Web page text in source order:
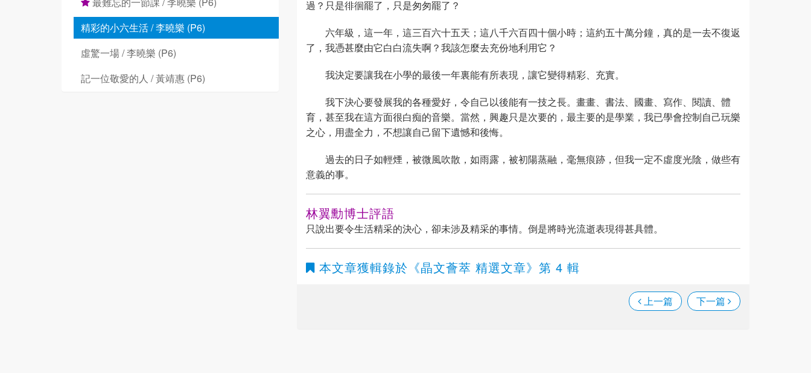
精彩的小六生活 / 李曉樂 (P6)
虛驚一場 / 李曉樂 (P6)
記一位敬愛的人 / 黃靖惠 (P6)
過？只是徘徊罷了，只是匆匆罷了？
六年級，這一年，這三百六十五天；這八千六百四十個小時；這約五十萬分鐘，真的是一去不復返
了，我憑甚麼由它白白流失啊？我該怎麼去充份地利用它？
我決定要讓我在小學的最後一年裏能有所表現，讓它變得精彩、充實。
我下決心要發展我的各種愛好，令自己以後能有一技之長。畫畫、書法、國畫、寫作、閱讀、體
育，甚至我在這方面很白痴的音樂。當然，興趣只是次要的，最主要的是學業，我已學會控制自己玩樂
之心，用盡全力，不想讓自己留下遺憾和後悔。
過去的日子如輕煙，被微風吹散，如雨露，被初陽蒸融，毫無痕跡，但我一定不虛度光陰，做些有
意義的事。
林翼勳博士評語
只說出要令生活精采的決心，卻未涉及精采的事情。倒是將時光流逝表現得甚具體。
本文章獲輯錄於 《晶文薈萃 精選文章》 第 4 輯
上一篇 下一篇